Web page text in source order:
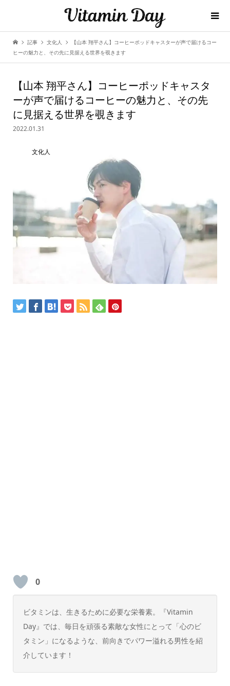
記事 文化人
【山本 翔平さん】コーヒーポッドキャスターが声で届けるコー
ヒーの魅力と、その先に見据える世界を覗きます
【山本 翔平さん】コーヒーポッドキャスタ
ーが声で届けるコーヒーの魅力と、その先
に見据える世界を覗きます
2022.01.31
文化人
0
ビタミンは、生きるために必要な栄養素。『Vitamin
Day』では、毎日を頑張る素敵な女性にとって「心のビ
タミン」になるような、前向きでパワー溢れる男性を紹
介しています！